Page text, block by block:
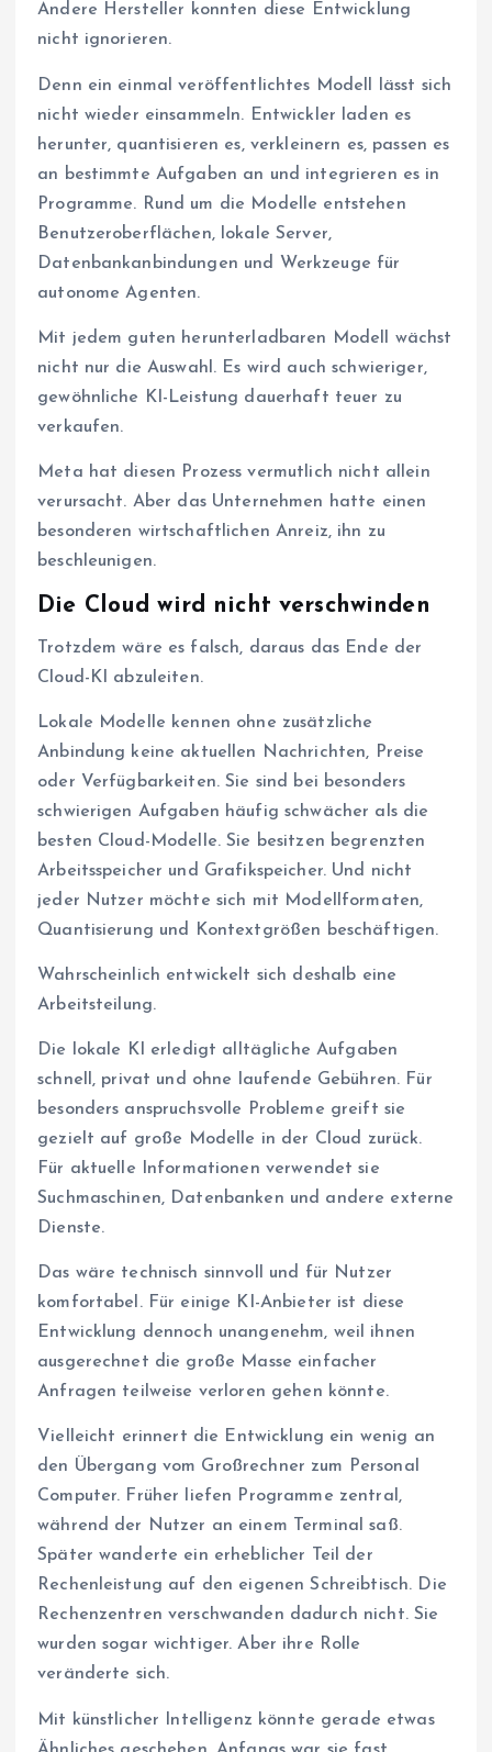
Andere Hersteller konnten diese Entwicklung
nicht ignorieren.
Denn ein einmal veröffentlichtes Modell lässt sich
nicht wieder einsammeln. Entwickler laden es
herunter, quantisieren es, verkleinern es, passen es
an bestimmte Aufgaben an und integrieren es in
Programme. Rund um die Modelle entstehen
Benutzeroberflächen, lokale Server,
Datenbankanbindungen und Werkzeuge für
autonome Agenten.
Mit jedem guten herunterladbaren Modell wächst
nicht nur die Auswahl. Es wird auch schwieriger,
gewöhnliche KI-Leistung dauerhaft teuer zu
verkaufen.
Meta hat diesen Prozess vermutlich nicht allein
verursacht. Aber das Unternehmen hatte einen
besonderen wirtschaftlichen Anreiz, ihn zu
beschleunigen.
Die Cloud wird nicht verschwinden
Trotzdem wäre es falsch, daraus das Ende der
Cloud-KI abzuleiten.
Lokale Modelle kennen ohne zusätzliche
Anbindung keine aktuellen Nachrichten, Preise
oder Verfügbarkeiten. Sie sind bei besonders
schwierigen Aufgaben häufig schwächer als die
besten Cloud-Modelle. Sie besitzen begrenzten
Arbeitsspeicher und Grafikspeicher. Und nicht
jeder Nutzer möchte sich mit Modellformaten,
Quantisierung und Kontextgrößen beschäftigen.
Wahrscheinlich entwickelt sich deshalb eine
Arbeitsteilung.
Die lokale KI erledigt alltägliche Aufgaben
schnell, privat und ohne laufende Gebühren. Für
besonders anspruchsvolle Probleme greift sie
gezielt auf große Modelle in der Cloud zurück.
Für aktuelle Informationen verwendet sie
Suchmaschinen, Datenbanken und andere externe
Dienste.
Das wäre technisch sinnvoll und für Nutzer
komfortabel. Für einige KI-Anbieter ist diese
Entwicklung dennoch unangenehm, weil ihnen
ausgerechnet die große Masse einfacher
Anfragen teilweise verloren gehen könnte.
Vielleicht erinnert die Entwicklung ein wenig an
den Übergang vom Großrechner zum Personal
Computer. Früher liefen Programme zentral,
während der Nutzer an einem Terminal saß.
Später wanderte ein erheblicher Teil der
Rechenleistung auf den eigenen Schreibtisch. Die
Rechenzentren verschwanden dadurch nicht. Sie
wurden sogar wichtiger. Aber ihre Rolle
veränderte sich.
Mit künstlicher Intelligenz könnte gerade etwas